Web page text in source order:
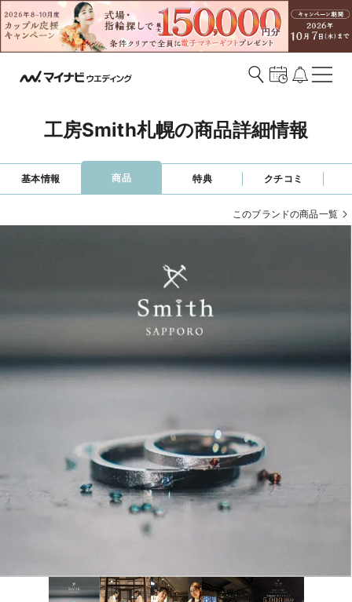
工房Smith札幌の商品詳細情報
基本情報 商品 特典 クチコミ
このブランドの商品一覧